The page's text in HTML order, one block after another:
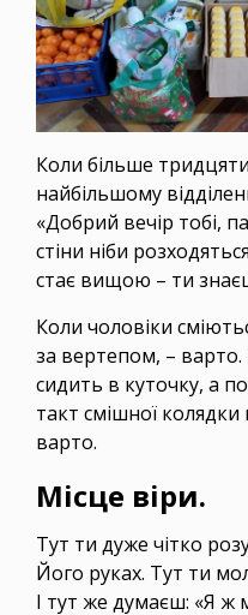
Коли більше
найбільшому
«Добрий вечір тобі,
стіни ніби
стає вищою – ти
Коли чоловіки
за вертепом, – варто.
сидить в куточку, а
такт смішної
варто.
Місце віри.
Тут ти дуже чітко
Його руках. Тут ти
І тут же думаєш: «Я ж